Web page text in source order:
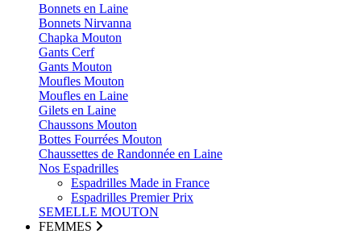
Bonnets en Laine
Bonnets Nirvanna
Chapka Mouton
Gants Cerf
Gants Mouton
Moufles Mouton
Moufles en Laine
Gilets en Laine
Chaussons Mouton
Bottes Fourrées Mouton
Chaussettes de Randonnée en Laine
Nos Espadrilles
Espadrilles Made in France
Espadrilles Premier Prix
SEMELLE MOUTON
FEMMES